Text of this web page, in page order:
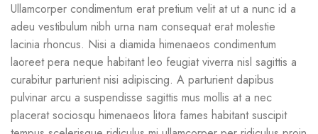
Ullamcorper condimentum erat pretium velit at ut a nunc id a
adeu vestibulum nibh urna nam consequat erat molestie
lacinia rhoncus. Nisi a diamida himenaeos condimentum
laoreet pera neque habitant leo feugiat viverra nisl sagittis a
curabitur parturient nisi adipiscing. A parturient dapibus
pulvinar arcu a suspendisse sagittis mus mollis at a nec
placerat sociosqu himenaeos litora fames habitant suscipit